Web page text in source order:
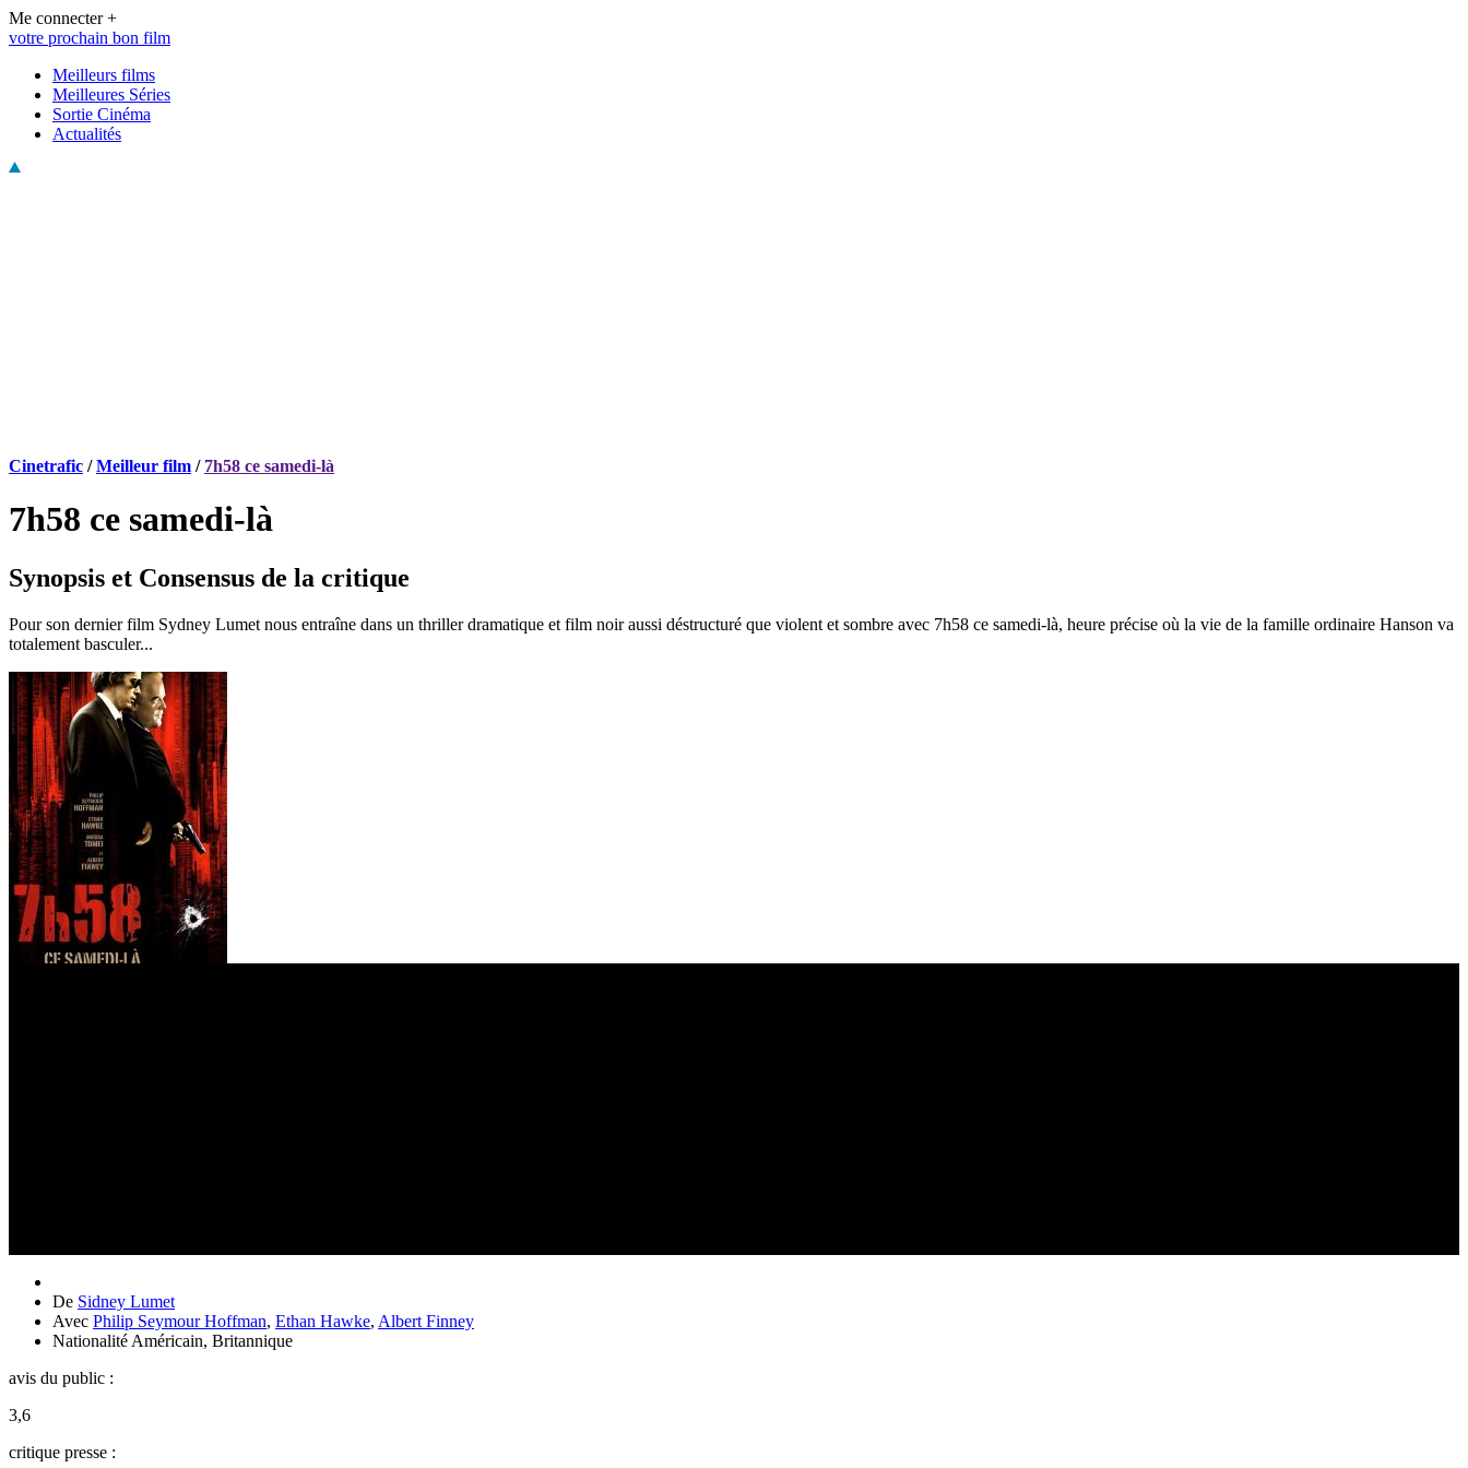
Me connecter +
votre prochain bon film
Meilleurs films
Meilleures Séries
Sortie Cinéma
Actualités
Cinetrafic /Meilleur film / 7h58 ce samedi-là
7h58 ce samedi-là
Synopsis et Consensus de la critique
Pour son dernier film Sydney Lumet nous entraîne dans un thriller dramatique et film noir aussi déstructuré que violent et sombre avec 7h58 ce samedi-là, heure précise où la vie de la famille ordinaire Hanson va
totalement basculer...
De Sidney Lumet
Avec Philip Seymour Hoffman, Ethan Hawke, Albert Finney
Nationalité Américain, Britannique
avis du public :
3,6
critique presse :